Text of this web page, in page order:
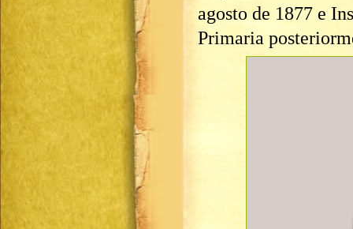
agosto de 1877 e
Primaria